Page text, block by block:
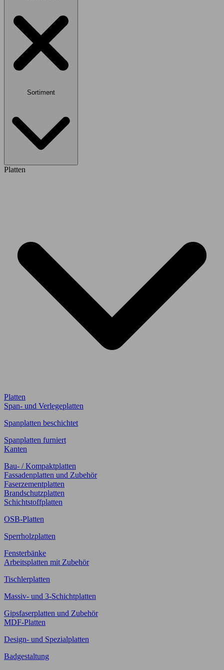
Sortiment
Platten
Platten
Span- und Verlegeplatten
Spanplatten beschichtet
Spanplatten furniert
Kanten
Bau- / Kompaktplatten
Fassadenplatten und Zubehör
Faserzementplatten
Brandschutzplatten
Schichtstoffplatten
OSB-Platten
Sperrholzplatten
Fensterbänke
Arbeitsplatten mit Zubehör
Tischlerplatten
Massiv- und 3-Schichtplatten
Gipsfaserplatten und Zubehör
MDF-Platten
Design- und Spezialplatten
Badgestaltung